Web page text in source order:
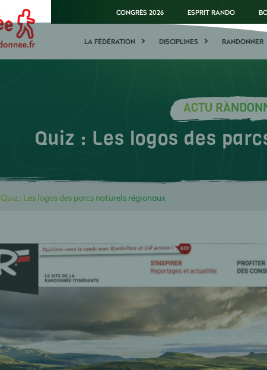
CONGRÈS 2026 ESPRIT RANDO
LA FÉDÉRATION DISCIPLINES RANDONNER
ACTU
Quiz : Les logos des
Quiz : Les logos des parcs naturels régionaux